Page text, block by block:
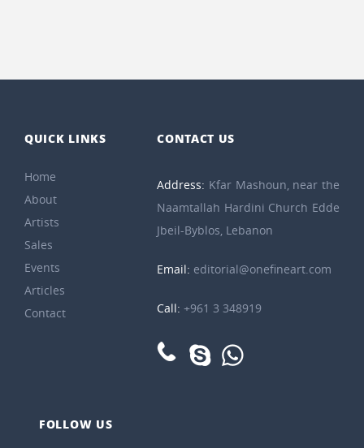
QUICK LINKS
Home
About
Artists
Sales
Events
Articles
Contact
CONTACT US
Address: Kfar Mashoun, near the
Naamtallah Hardini Church Edde
Jbeil-Byblos, Lebanon
Email: editorial@onefineart.com
Call:+961 3 348919
FOLLOW US